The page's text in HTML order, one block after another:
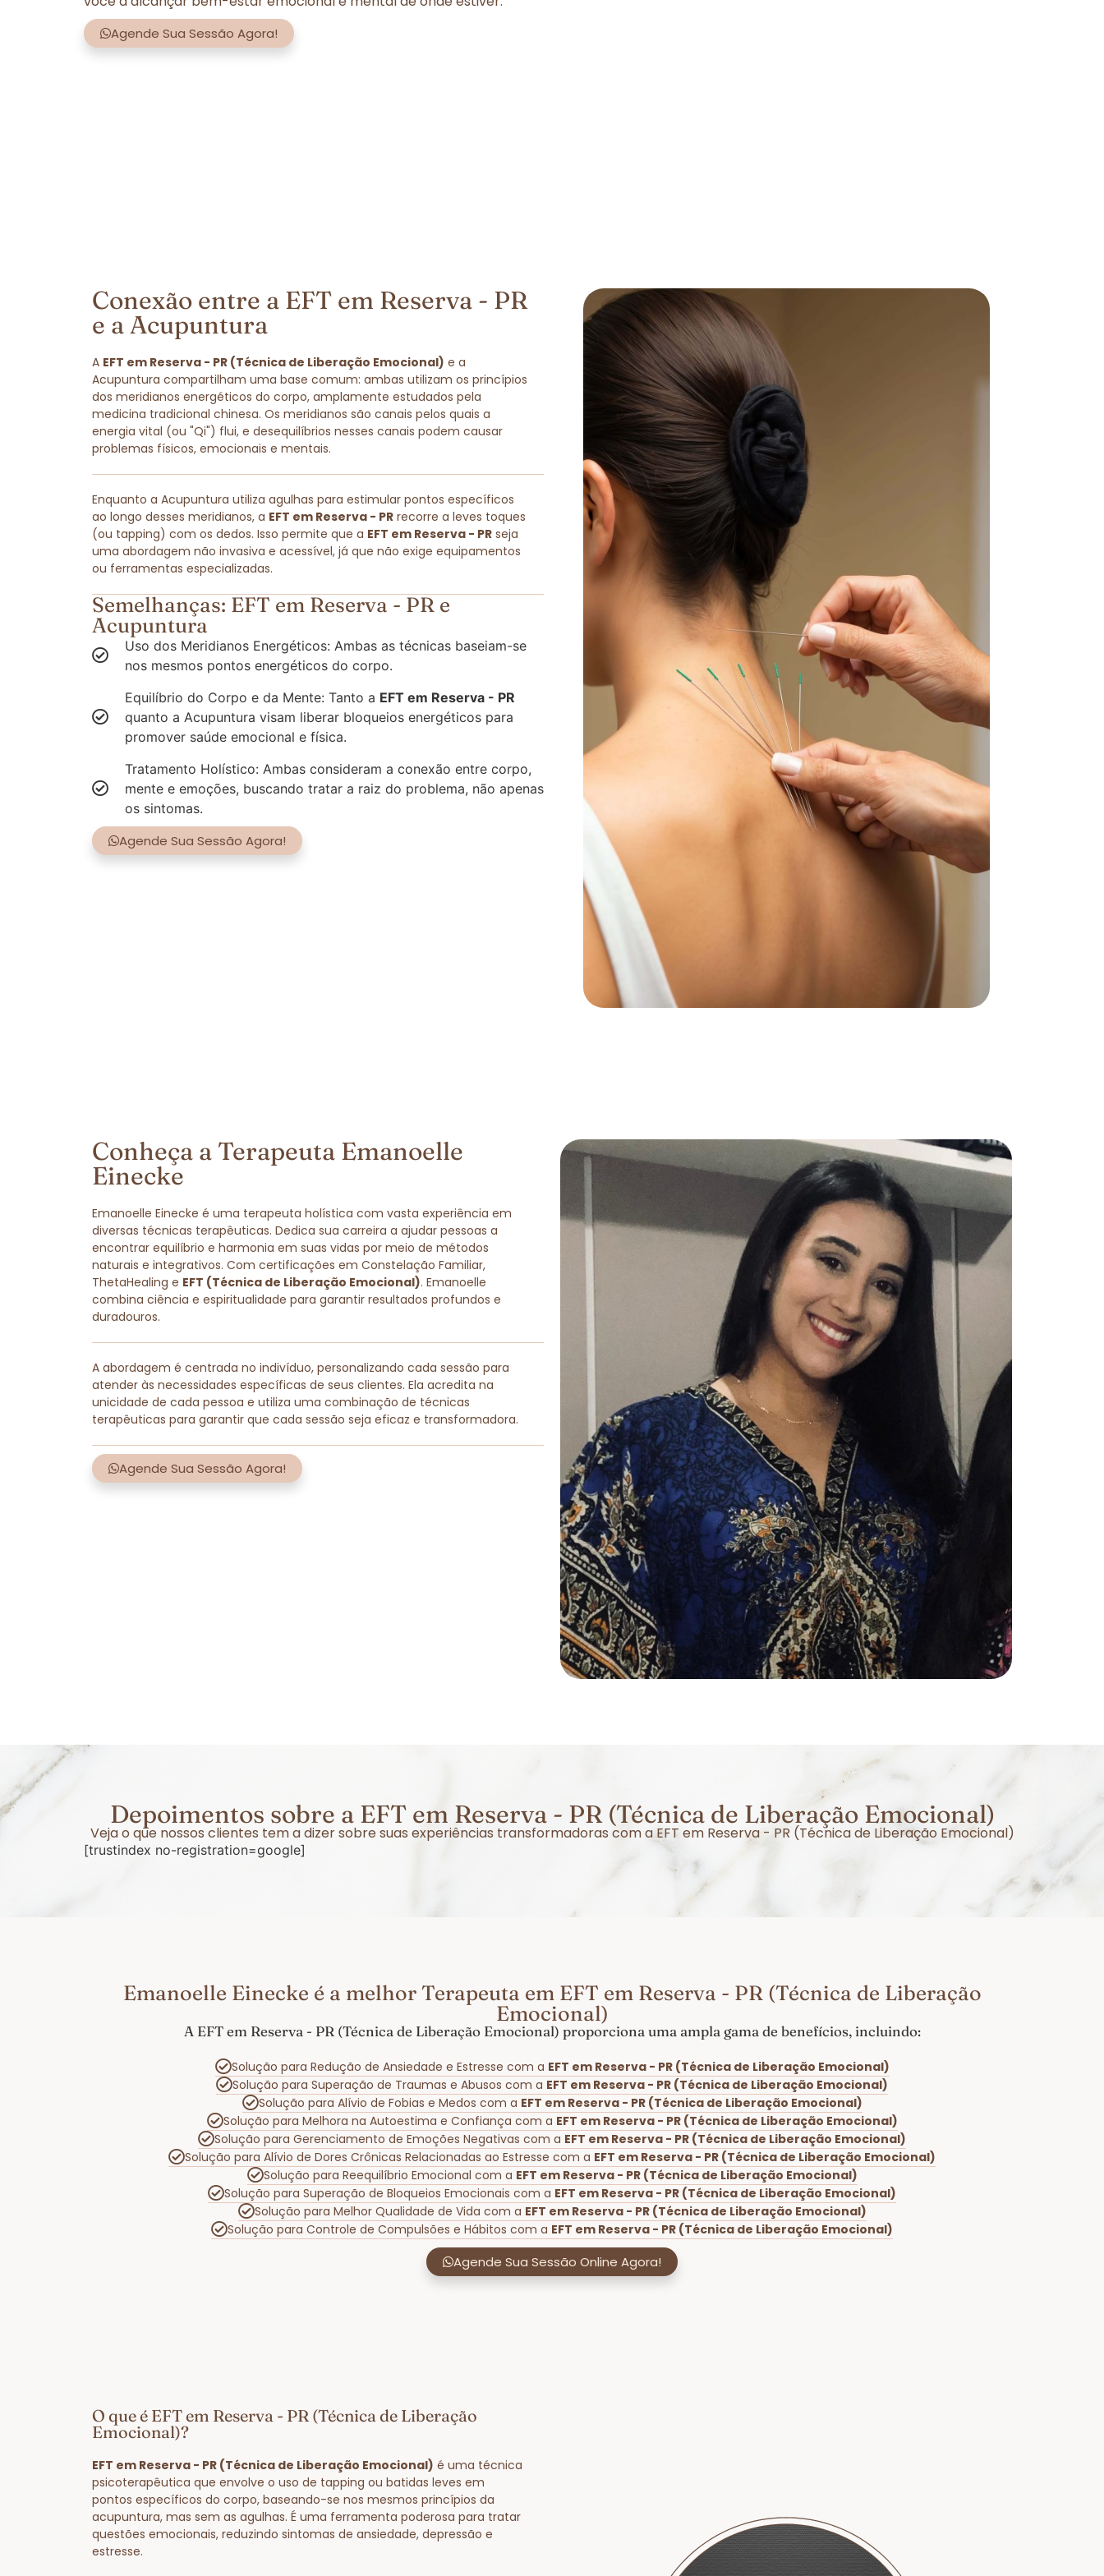
Agende Sua Sessão Agora!
Conexão entre a EFT em Reserva - PR
e a Acupuntura
A EFT em Reserva - PR (Técnica de Liberação Emocional) e a
Acupuntura compartilham uma base comum: ambas utilizam os princípios
dos meridianos energéticos do corpo, amplamente estudados pela
medicina tradicional chinesa. Os meridianos são canais pelos quais a
energia vital (ou "Qi") flui, e desequilíbrios nesses canais podem causar
problemas físicos, emocionais e mentais.
Enquanto a Acupuntura utiliza agulhas para estimular pontos específicos
ao longo desses meridianos, a EFT em Reserva - PR recorre a leves toques
(ou tapping) com os dedos. Isso permite que a EFT em Reserva - PR seja
uma abordagem não invasiva e acessível, já que não exige equipamentos
ou ferramentas especializadas.
Semelhanças: EFT em Reserva - PR e
Acupuntura
Uso dos Meridianos Energéticos: Ambas as técnicas baseiam-se
nos mesmos pontos energéticos do corpo.
Equilíbrio do Corpo e da Mente: Tanto a EFT em Reserva - PR
quanto a Acupuntura visam liberar bloqueios energéticos para
promover saúde emocional e física.
Tratamento Holístico: Ambas consideram a conexão entre corpo,
mente e emoções, buscando tratar a raiz do problema, não apenas
os sintomas.
Agende Sua Sessão Agora!
Conheça a Terapeuta Emanoelle
Einecke
Emanoelle Einecke é uma terapeuta holística com vasta experiência em
diversas técnicas terapêuticas. Dedica sua carreira a ajudar pessoas a
encontrar equilíbrio e harmonia em suas vidas por meio de métodos
naturais e integrativos. Com certificações em Constelação Familiar,
ThetaHealing e EFT (Técnica de Liberação Emocional). Emanoelle
combina ciência e espiritualidade para garantir resultados profundos e
duradouros.
A abordagem é centrada no indivíduo, personalizando cada sessão para
atender às necessidades específicas de seus clientes. Ela acredita na
unicidade de cada pessoa e utiliza uma combinação de técnicas
terapêuticas para garantir que cada sessão seja eficaz e transformadora.
Agende Sua Sessão Agora!
Depoimentos sobre a EFT em Reserva - PR (Técnica de Liberação Emocional)
Veja o que nossos clientes tem a dizer sobre suas experiências transformadoras com a EFT em Reserva - PR (Técnica de Liberação Emocional)
[trustindex no-registration=google]
Emanoelle Einecke é a melhor Terapeuta em EFT em Reserva - PR (Técnica de Liberação
Emocional)
A EFT em Reserva - PR (Técnica de Liberação Emocional) proporciona uma ampla gama de benefícios, incluindo:
Solução para Redução de Ansiedade e Estresse com a EFT em Reserva - PR (Técnica de Liberação Emocional)
Solução para Superação de Traumas e Abusos com a EFT em Reserva - PR (Técnica de Liberação Emocional)
Solução para Alívio de Fobias e Medos com a EFT em Reserva - PR (Técnica de Liberação Emocional)
Solução para Melhora na Autoestima e Confiança com a EFT em Reserva - PR (Técnica de Liberação Emocional)
Solução para Gerenciamento de Emoções Negativas com a EFT em Reserva - PR (Técnica de Liberação Emocional)
Solução para Alívio de Dores Crônicas Relacionadas ao Estresse com a EFT em Reserva - PR (Técnica de Liberação Emocional)
Solução para Reequilíbrio Emocional com a EFT em Reserva - PR (Técnica de Liberação Emocional)
Solução para Superação de Bloqueios Emocionais com a EFT em Reserva - PR (Técnica de Liberação Emocional)
Solução para Melhor Qualidade de Vida com a EFT em Reserva - PR (Técnica de Liberação Emocional)
Solução para Controle de Compulsões e Hábitos com a EFT em Reserva - PR (Técnica de Liberação Emocional)
Agende Sua Sessão Online Agora!
O que é EFT em Reserva - PR (Técnica de Liberação
Emocional)?
EFT em Reserva - PR (Técnica de Liberação Emocional) é uma técnica
psicoterapêutica que envolve o uso de tapping ou batidas leves em
pontos específicos do corpo, baseando-se nos mesmos princípios da
acupuntura, mas sem as agulhas. É uma ferramenta poderosa para tratar
questões emocionais, reduzindo sintomas de ansiedade, depressão e
estresse.